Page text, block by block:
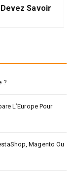
Devez Savoir
?
L’Europe Pour
Magento Ou